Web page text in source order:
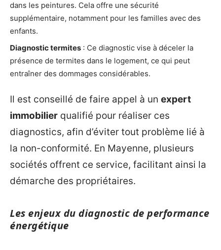
dans les peintures. Cela offre une sécurité
supplémentaire, notamment pour les familles avec des
enfants.
Diagnostic termites : Ce diagnostic vise à déceler la
présence de termites dans le logement, ce qui peut
entraîner des dommages considérables.
Il est conseillé de faire appel à un expert
immobilier qualifié pour réaliser ces
diagnostics, afin d’éviter tout problème lié à
la non-conformité. En Mayenne, plusieurs
sociétés offrent ce service, facilitant ainsi la
démarche des propriétaires.
Les enjeux du diagnostic de performance
énergétique